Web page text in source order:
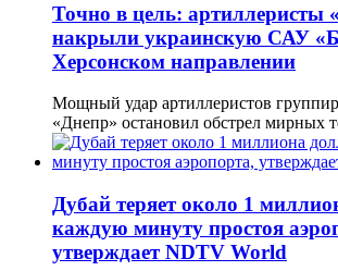
Точно в цель: артиллеристы
накрыли украинскую САУ
Херсонском направлении
Мощный удар артиллеристов
«Днепр» остановил обстрел мирных
Дубай теряет около 1
каждую минуту простоя
утверждает NDTV World